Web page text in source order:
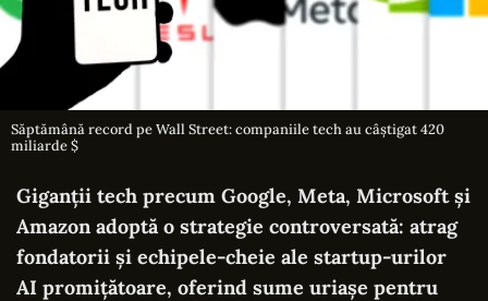
Săptămână record pe Wall Street: companiile tech au câștigat 420
miliarde $
Giganții tech precum Google, Meta, Microsoft și
Amazon adoptă o strategie controversată: atrag
fondatorii și echipele-cheie ale startup-urilor
AI promițătoare, oferind sume uriașe pentru